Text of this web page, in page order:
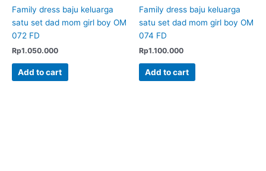
Family dress baju keluarga
satu set dad mom girl boy OM
072 FD
Rp1.050.000
Add to cart
Family dress baju keluarga
satu set dad mom girl boy OM
074 FD
Rp1.100.000
Add to cart